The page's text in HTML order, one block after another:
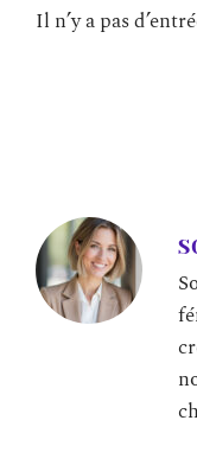
Il n’y a pas